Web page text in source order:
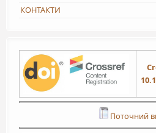
КОНТАКТИ
Поточний